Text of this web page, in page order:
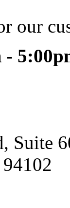
our
-
Suite